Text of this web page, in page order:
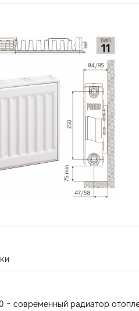
- современный радиатор